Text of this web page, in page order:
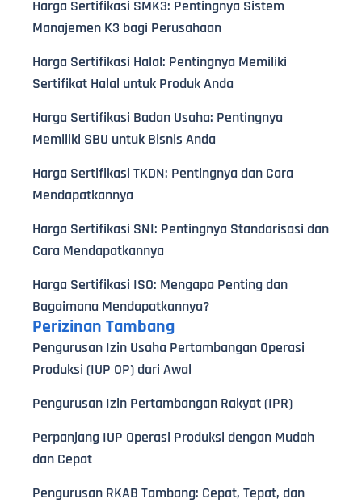
Harga Sertifikasi SMK3: Pentingnya Sistem
Manajemen K3 bagi Perusahaan
Harga Sertifikasi Halal: Pentingnya Memiliki
Sertifikat Halal untuk Produk Anda
Harga Sertifikasi Badan Usaha: Pentingnya
Memiliki SBU untuk Bisnis Anda
Harga Sertifikasi TKDN: Pentingnya dan Cara
Mendapatkannya
Harga Sertifikasi SNI: Pentingnya Standarisasi dan
Cara Mendapatkannya
Harga Sertifikasi ISO: Mengapa Penting dan
Bagaimana Mendapatkannya?
Perizinan Tambang
Pengurusan Izin Usaha Pertambangan Operasi
Produksi (IUP OP) dari Awal
Pengurusan Izin Pertambangan Rakyat (IPR)
Perpanjang IUP Operasi Produksi dengan Mudah
dan Cepat
Pengurusan RKAB Tambang: Cepat, Tepat, dan